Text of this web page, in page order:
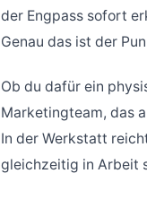
der Engpass sofort
Genau das ist der
Ob du dafür ein
Marketingteam, das
In der Werkstatt
gleichzeitig in Arbeit